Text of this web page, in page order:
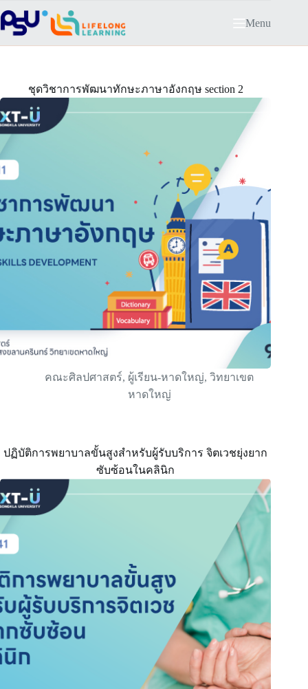
to
content
Menu
ชุดวิชาการพัฒนาทักษะภาษาอังกฤษ section 2
คณะศิลปศาสตร์, ผู้เรียน-หาดใหญ่,วิทยาเขต
หาดใหญ่
ปฏิบัติการพยาบาลขั้นสูงสำหรับผู้รับบริการ จิตเวชยุ่งยาก
ซับซ้อนในคลินิก